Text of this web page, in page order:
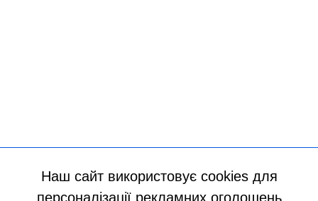
Наш сайт використовує cookies для
персоналізації рекламних оголошень